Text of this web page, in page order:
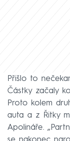
Přišlo to
Částky začaly
Proto kolem
auta a z Řitky
Apolináře.